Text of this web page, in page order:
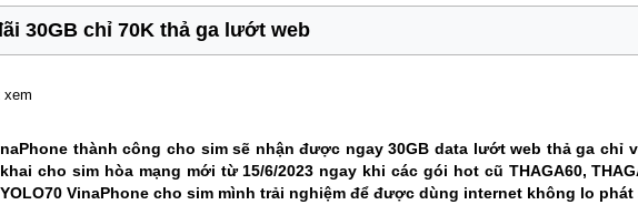
30GB chỉ 70K thả ga lướt web
thành công cho sim sẽ nhận được ngay 30GB data lướt web thả ga chỉ
cho sim hòa mạng mới từ 15/6/2023 ngay khi các gói hot cũ THAGA60,
VinaPhone cho sim mình trải nghiệm để được dùng internet không lo